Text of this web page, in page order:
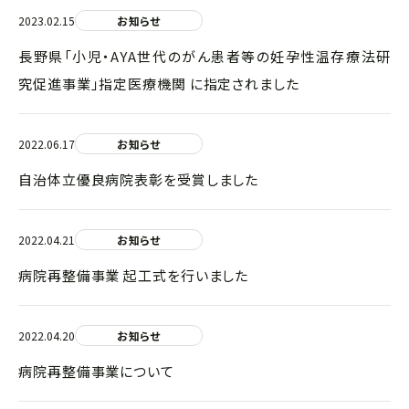
2023.02.15 お知らせ
長野県「小児‧AYA世代のがん患者等の妊孕性温存療法研
究促進事業」指定医療機関 に指定されました
2022.06.17 お知らせ
自治体立優良病院表彰を受賞しました
2022.04.21 お知らせ
病院再整備事業 起工式を行いました
2022.04.20 お知らせ
病院再整備事業について